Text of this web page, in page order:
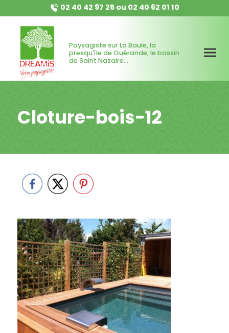
02 40 42 97 25ou 02 40 62 01 10
Paysagiste sur La Baule, la
presqu'île de Guérande, le bassin
de Saint Nazaire...
Cloture-bois-12